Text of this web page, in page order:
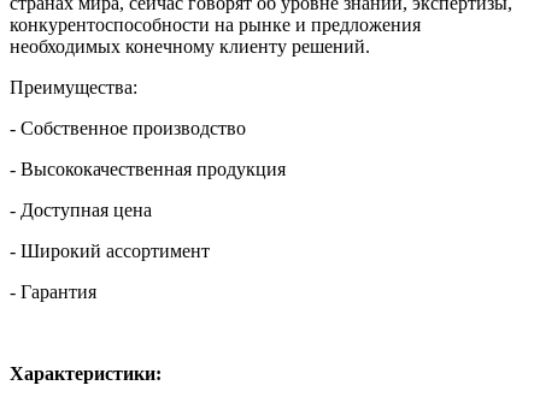
конкурентоспособности на рынке и предложения
необходимых конечному клиенту решений.
Преимущества:
- Собственное производство
- Высококачественная продукция
- Доступная цена
- Широкий ассортимент
- Гарантия
Характеристики: